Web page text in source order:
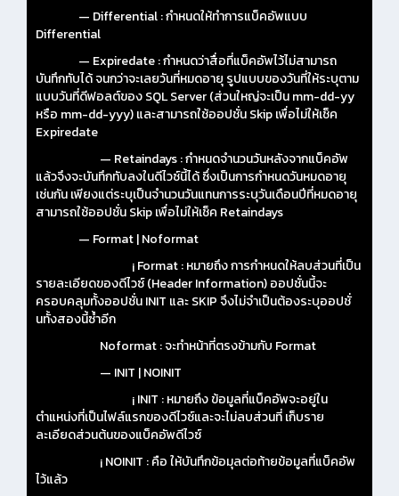
— Differential : กำหนดให้ทำการแบ็คอัพแบบ
Differential
— Expiredate : กำหนดว่าสื่อที่แบ็คอัพไว้ไม่สามารถ
บันทึกทับได้ จนกว่าจะเลยวันที่หมดอายุ รูปแบบของวันที่ให้ระบุตาม
แบบวันที่ดีฟอลต์ของ SQL Server (ส่วนใหญ่จะเป็น mm-dd-yy
หรือ mm-dd-yyy) และสามารถใช้ออปชั่น Skip เพื่อไม่ให้เช็ค
Expiredate
— Retaindays : กำหนดจำนวนวันหลังจากแบ็คอัพ
แล้วจึงจะบันทึกทับลงในดีไวซ์นี้ได้ ซึ่งเป็นการกำหนดวันหมดอายุ
เช่นกัน เพียงแต่ระบุเป็นจำนวนวันแทนการระบุวันเดือนปีที่หมดอายุ
สามารถใช้ออปชั่น Skip เพื่อไม่ให้เช็ค Retaindays
— Format | Noformat
¡ Format : หมายถึง การกำหนดให้ลบส่วนที่เป็น
รายละเอียดของดีไวซ์ (Header Information) ออปชั่นนี้จะ
ครอบคลุมทั้งออปชั่น INIT และ SKIP จึงไม่จำเป็นต้องระบุออปชั่
นทั้งสองนี้ซ้ำอีก
Noformat : จะทำหน้าที่ตรงข้ามกับ Format
— INIT | NOINIT
¡ INIT : หมายถึง ข้อมูลที่แบ็คอัพจะอยู่ใน
ตำแหน่งที่เป็นไฟล์แรกของดีไวซ์และจะไม่ลบส่วนที่ เก็บราย
ละเอียดส่วนต้นของแบ็คอัพดีไวซ์
¡ NOINIT : คือ ให้บันทึกข้อมุลต่อท้ายข้อมูลที่แบ็คอัพ
ไว้แล้ว